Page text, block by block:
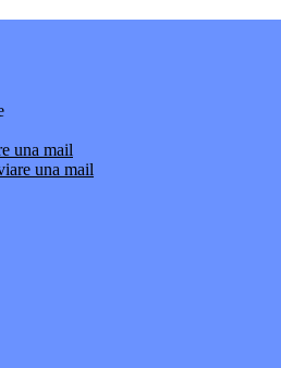
una mail
una mail